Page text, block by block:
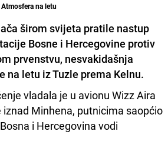
na letu
širom svijeta pratile nastup
Bosne i Hercegovine protiv
prvenstvu, nesvakidašnja
na letu iz Tuzle prema Kelnu.
vladala je u avionu Wizz Aira
iznad Minhena, putnicima saopćio
i Hercegovina vodi